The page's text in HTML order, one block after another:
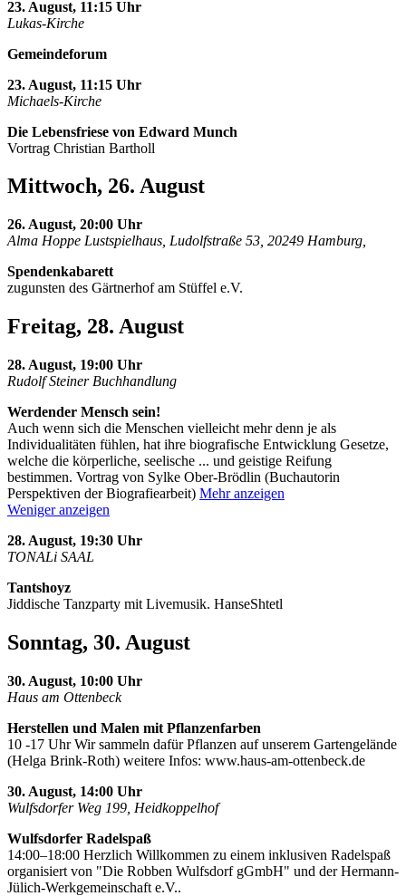
23. August, 11:15 Uhr
Lukas-Kirche
Gemeindeforum
23. August, 11:15 Uhr
Michaels-Kirche
Die Lebensfriese von Edward Munch
Vortrag Christian Bartholl
Mittwoch, 26. August
26. August, 20:00 Uhr
Alma Hoppe Lustspielhaus, Ludolfstraße 53, 20249 Hamburg,
Spendenkabarett
zugunsten des Gärtnerhof am Stüffel e.V.
Freitag, 28. August
28. August, 19:00 Uhr
Rudolf Steiner Buchhandlung
Werdender Mensch sein!
Auch wenn sich die Menschen vielleicht mehr denn je als
Individualitäten fühlen, hat ihre biografische Entwicklung Gesetze,
welche die körperliche, seelische ... und geistige Reifung
bestimmen. Vortrag von Sylke Ober-Brödlin (Buchautorin
Perspektiven der Biografiearbeit) Mehr anzeigen
Weniger anzeigen
28. August, 19:30 Uhr
TONALi SAAL
Tantshoyz
Jiddische Tanzparty mit Livemusik. HanseShtetl
Sonntag, 30. August
30. August, 10:00 Uhr
Haus am Ottenbeck
Herstellen und Malen mit Pflanzenfarben
10 -17 Uhr Wir sammeln dafür Pflanzen auf unserem Gartengelände
(Helga Brink-Roth) weitere Infos: www.haus-am-ottenbeck.de
30. August, 14:00 Uhr
Wulfsdorfer Weg 199, Heidkoppelhof
Wulfsdorfer Radelspaß
14:00–18:00 Herzlich Willkommen zu einem inklusiven Radelspaß
organisiert von "Die Robben Wulfsdorf gGmbH" und der Hermann-
Jülich-Werkgemeinschaft e.V..